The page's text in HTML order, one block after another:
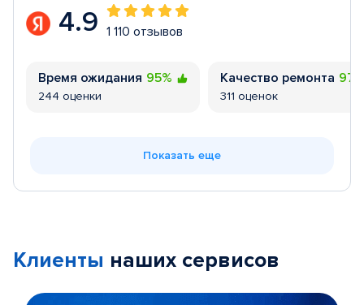
4.9 1 110 отзывов
Время ожидания 95%
244 оценки
Качество ремонта
311 оценок
Показать еще
Клиенты наших сервисов